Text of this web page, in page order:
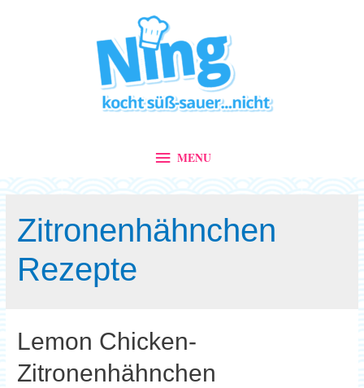
MENU
MENU
Zitronenhähnchen
Rezepte
Lemon Chicken-
Zitronenhähnchen